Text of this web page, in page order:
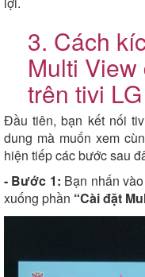
3. Cách
Multi
trên tivi LG
Đầu tiên, bạn kết nối
dung mà muốn xem
hiện tiếp các bước sau
- Bước 1: Bạn nhấn
xuống phần “Cài đặt